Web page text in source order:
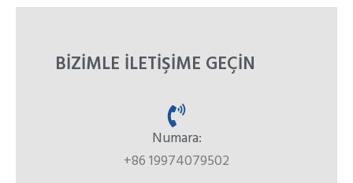
BIZIMLE ILETIŞIME GEÇIN
Numara:
+86 19974079502